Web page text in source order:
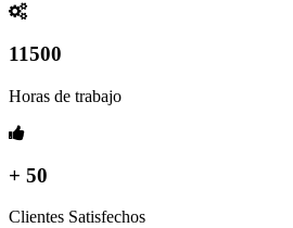
11500
Horas de trabajo
+ 50
Clientes Satisfechos